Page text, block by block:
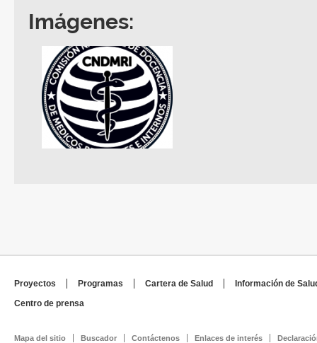
Imágenes:
Proyectos Programas Cartera de Salud
Información de
Centro de prensa
Mapa del sitio Buscador Contáctenos Enlaces de interés